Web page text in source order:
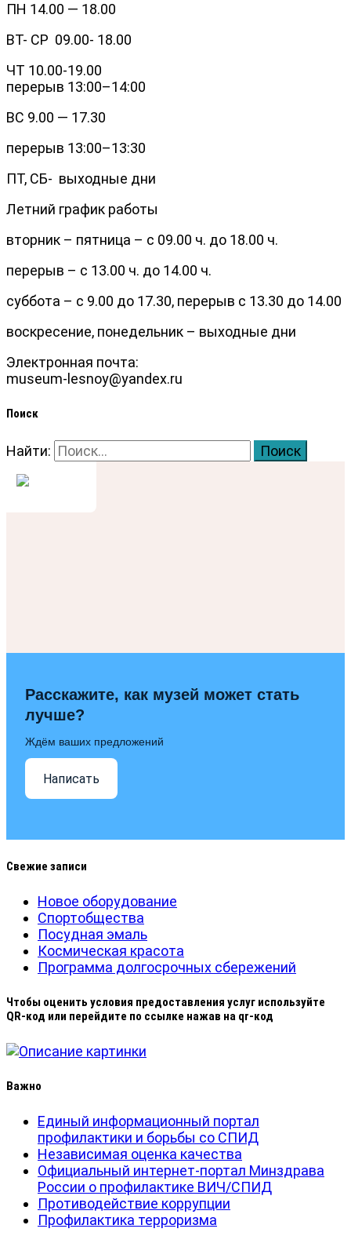
ПН 14.00 — 18.00
ВТ- СР 09.00- 18.00
ЧТ 10.00-19.00
перерыв 13:00–14:00
ВС 9.00 — 17.30
перерыв 13:00–13:30
ПТ, СБ- выходные дни
Летний график работы
вторник – пятница – с 09.00 ч. до 18.00 ч.
перерыв – с 13.00 ч. до 14.00 ч.
суббота – с 9.00 до 17.30, перерыв с 13.30 до 14.00
воскресение, понедельник – выходные дни
Электронная почта:
museum-lesnoy@yandex.ru
Поиск
Найти:
Расскажите, как музей может стать
лучше?
Ждём ваших предложений
Написать
Свежие записи
Новое оборудование
Спортобщества
Посудная эмаль
Космическая красота
Программа долгосрочных сбережений
Чтобы оценить условия предоставления услуг используйте
QR-код или перейдите по ссылке нажав на qr-код
Важно
Единый информационный портал
профилактики и борьбы со СПИД
Независимая оценка качества
Официальный интернет-портал Минздрава
России о профилактике ВИЧ/СПИД
Противодействие коррупции
Профилактика терроризма